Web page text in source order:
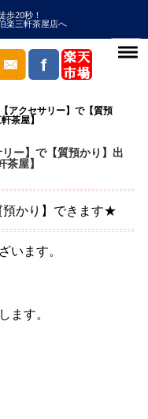
歩20秒！
楽三軒茶屋店へ
アクセサリー】で【質預
茶屋】
リー】で【質預かり】出
屋】
預かり】できます★
います。
ます。